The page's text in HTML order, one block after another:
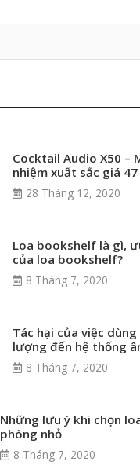
Cocktail Audio X50 –
nhiệm xuất sắc giá
28 Tháng 12, 2020
Loa bookshelf là gì,
của loa bookshelf?
8 Tháng 7, 2020
Tác hại của việc
lượng đến hệ thống
8 Tháng 7, 2020
Những lưu ý khi chọn
phòng nhỏ
8 Tháng 7, 2020